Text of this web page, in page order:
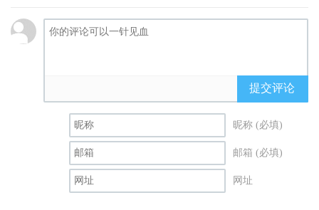
提交评论
昵称 (必填)
邮箱 (必填)
网址